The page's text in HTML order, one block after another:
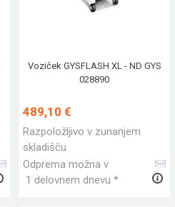
Voziček GYSFLASH XL - ND GYS
028890
489,10 €
Razpoložljivo v zunanjem
skladišču
Odprema možna v
1 delovnem dnevu *